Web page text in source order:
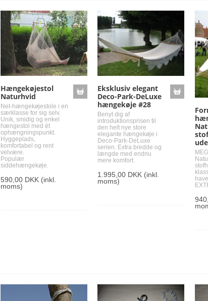
Hængekøjestol
Naturhvid
Net-hængekøjestole i en
særklasse for sig selv.
Unik, smidig og enkel
hængestol med ét
ophængningspunkt.
Hyggeplads,
komfortabel og rent
velvære.
Populær
siddehængekøje.
590,00 DKK(inkl.
moms)
Eksklusiv elegant
Deco-Park-DeLuxe
hængekøje #28
Benyt dig af
introduktionsprisen til
den helt nye store
elegante hængekøje i
Deco-Park-DeLuxe
serien. Extra bredde og
længde med endnu
mere komfort.
1.995,00 DKK (inkl.
moms)